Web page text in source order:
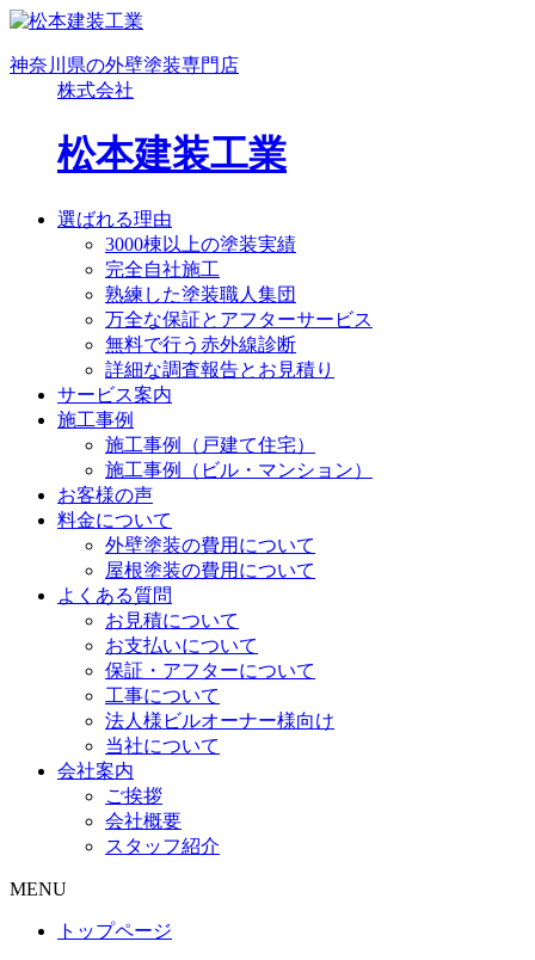
神奈川県の外壁塗装専門店
株式会社
松本建装工業
選ばれる理由
3000棟以上の塗装実績
完全自社施工
熟練した塗装職人集団
万全な保証とアフターサービス
無料で行う赤外線診断
詳細な調査報告とお見積り
サービス案内
施工事例
施工事例（戸建て住宅）
施工事例（ビル・マンション）
お客様の声
料金について
外壁塗装の費用について
屋根塗装の費用について
よくある質問
お見積について
お支払いについて
保証・アフターについて
工事について
法人様ビルオーナー様向け
当社について
会社案内
ご挨拶
会社概要
スタッフ紹介
MENU
トップページ